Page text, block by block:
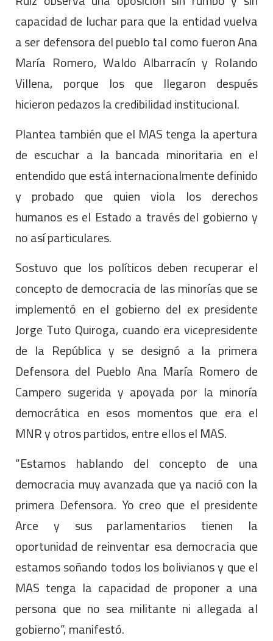
capacidad de luchar para que la entidad vuelva
a ser defensora del pueblo tal como fueron Ana
María Romero, Waldo Albarracín y Rolando
Villena, porque los que llegaron después
hicieron pedazos la credibilidad institucional.
Plantea también que el MAS tenga la apertura
de escuchar a la bancada minoritaria en el
entendido que está internacionalmente definido
y probado que quien viola los derechos
humanos es el Estado a través del gobierno y
no así particulares.
Sostuvo que los políticos deben recuperar el
concepto de democracia de las minorías que se
implementó en el gobierno del ex presidente
Jorge Tuto Quiroga, cuando era vicepresidente
de la República y se designó a la primera
Defensora del Pueblo Ana María Romero de
Campero sugerida y apoyada por la minoría
democrática en esos momentos que era el
MNR y otros partidos, entre ellos el MAS.
“Estamos hablando del concepto de una
democracia muy avanzada que ya nació con la
primera Defensora. Yo creo que el presidente
Arce y sus parlamentarios tienen la
oportunidad de reinventar esa democracia que
estamos soñando todos los bolivianos y que el
MAS tenga la capacidad de proponer a una
persona que no sea militante ni allegada al
gobierno”, manifestó.